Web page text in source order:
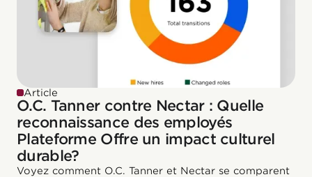
Article
O.C. Tanner contre Nectar : Quelle
reconnaissance des employés
Plateforme Offre un impact culturel
durable?
Voyez comment O.C. Tanner et Nectar se comparent